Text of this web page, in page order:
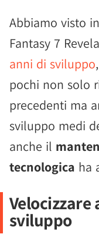
Abbiamo visto
Fantasy 7
anni di sviluppo
pochi non solo
precedenti ma
sviluppo medi
anche il
tecnologica ha
Velocizzare
sviluppo